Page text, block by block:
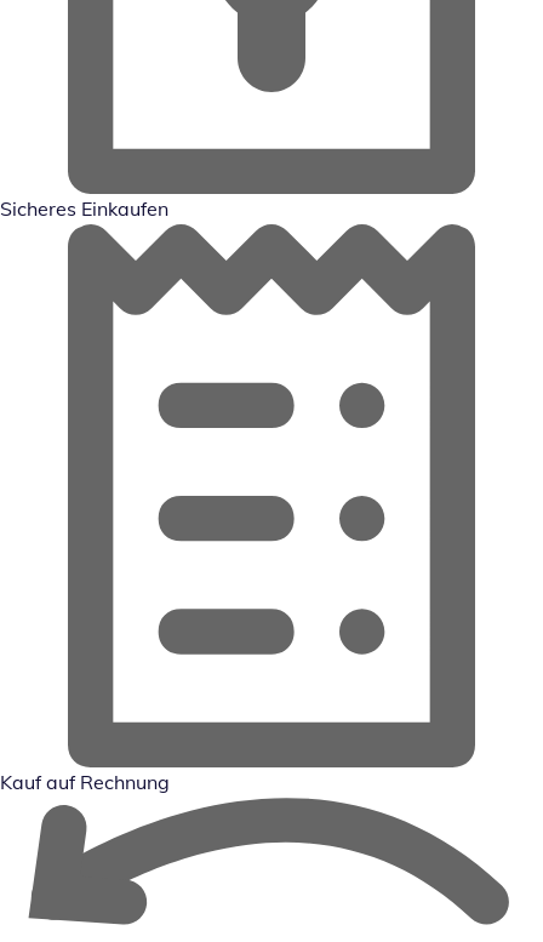
Sicheres Einkaufen
Kauf auf Rechnung